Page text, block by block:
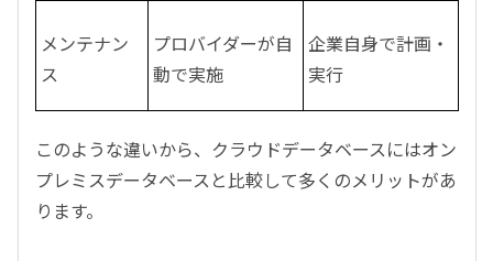
メンテナン
ス
プロバイダーが自
動で実施
企業自身で計画・
実行
このような違いから、クラウドデータベースにはオン
プレミスデータベースと比較して多くのメリットがあ
ります。